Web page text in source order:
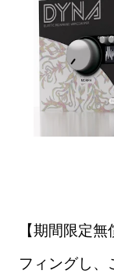
【期間限定
フィングし